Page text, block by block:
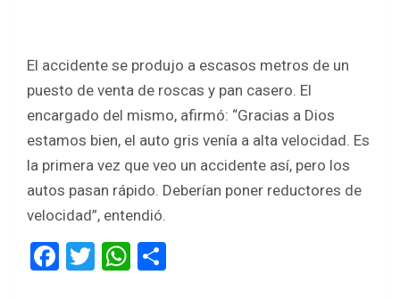
El accidente se produjo a escasos metros de un
puesto de venta de roscas y pan casero. El
encargado del mismo, afirmó: “Gracias a Dios
estamos bien, el auto gris venía a alta velocidad. Es
la primera vez que veo un accidente así, pero los
autos pasan rápido. Deberían poner reductores de
velocidad”, entendió.
F
T
W